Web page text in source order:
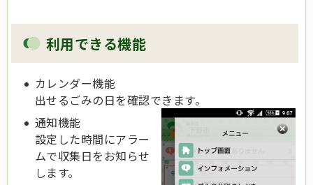
利用できる機能
カレンダー機能
出せるごみの日を確認できます。
通知機能
設定した時間にアラー
ムで収集日をお知らせ
します。